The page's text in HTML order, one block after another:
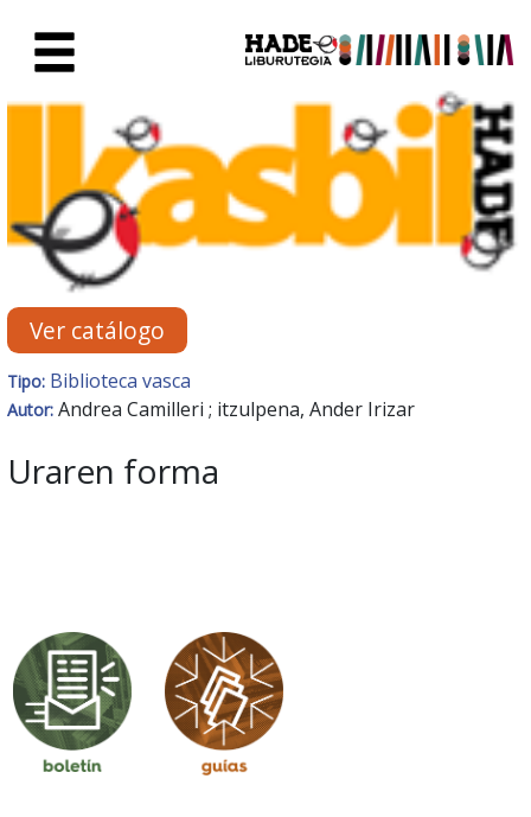
Ficha de Novedades -
Ver catálogo
Tipo: Biblioteca vasca
Autor: Andrea Camilleri ; itzulpena, Ander Irizar
Uraren forma